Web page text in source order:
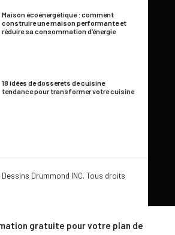
Maison écoénergétique : comment
construire une maison performante et
réduire sa consommation d’énergie
18 idées de dosserets de cuisine
tendance pour transformer votre cuisine
Drummond INC. Tous droits
de rénovation, c’est souvent
peu stressant. Notamment, ajouter
et demandent une bonne
plusieurs propriétaires sous-estiment
à une rénovation réussie
un
vous accompagnons à chaque
gratuite pour votre plan de